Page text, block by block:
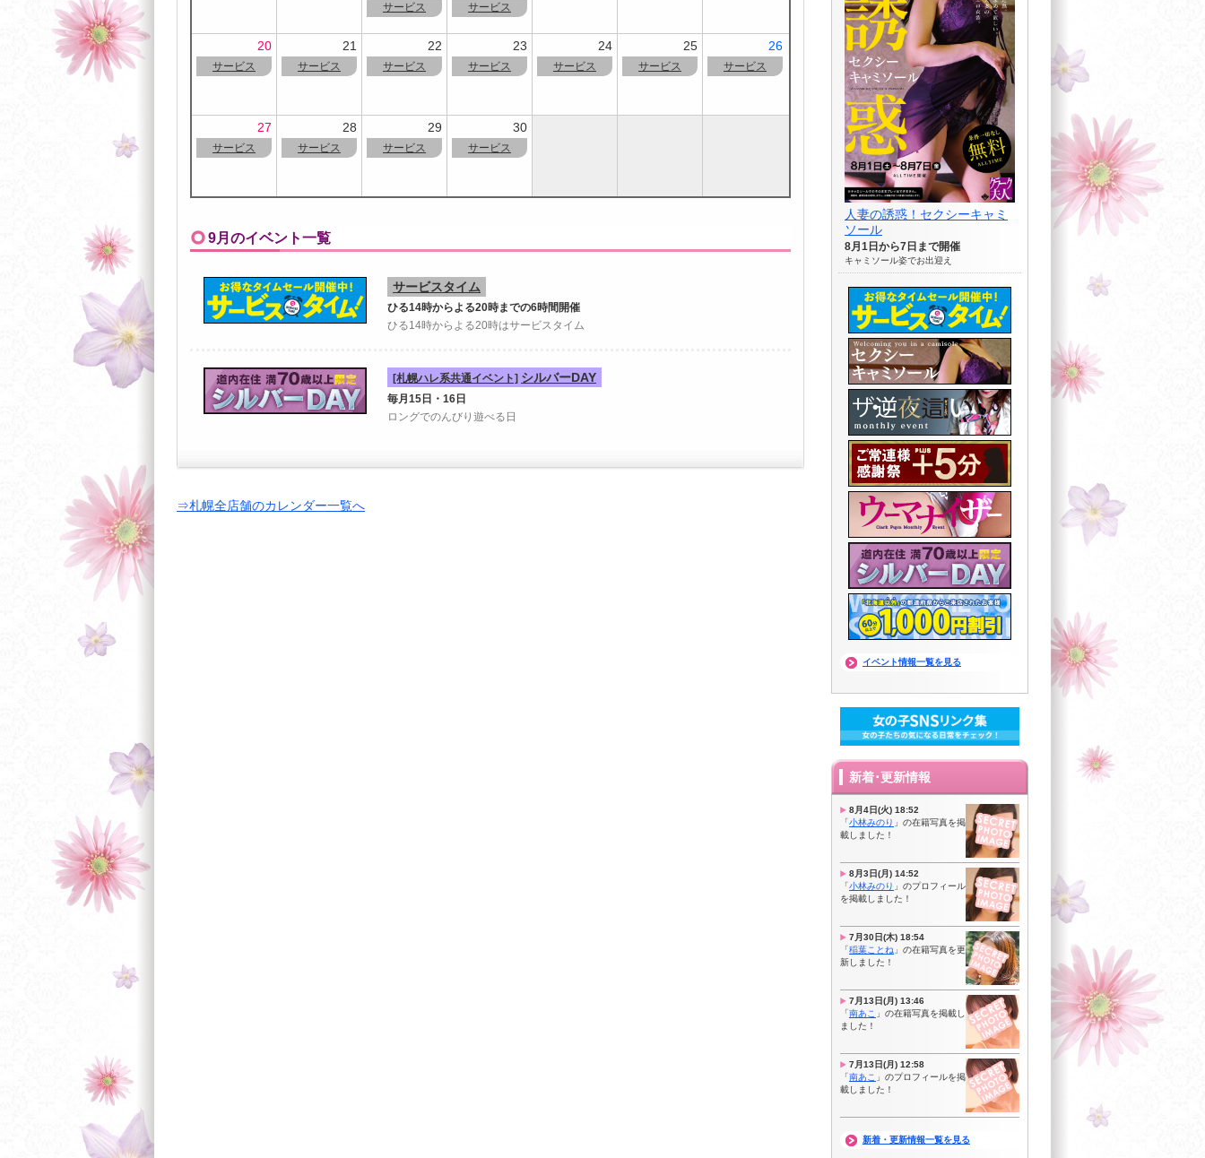
サービス
サービス
20
サービス
21
サービス
22
サービス
23
サービス
24
サービス
25
サービス
26
サービス
27
サービス
28
サービス
29
サービス
30
サービス
9月のイベント一覧
サービスタイム
ひる14時からよる20時までの6時間開催
ひる14時からよる20時はサービスタイム
[札幌ハレ系共通イベント] シルバーDAY
毎月15日・16日
ロングでのんびり遊べる日
⇒札幌全店舗のカレンダー一覧へ
人妻の誘惑！セクシーキャミ
ソール
8月1日から7日まで開催
キャミソール姿でお出迎え
イベント情報一覧を見る
新着･更新情報
8月4日(火) 18:52
「小林みのり 」の在籍写真を掲
載しました！
8月3日(月) 14:52
「小林みのり 」のプロフィール
を掲載しました！
7月30日(木) 18:54
「稲葉ことね 」の在籍写真を更
新しました！
7月13日(月) 13:46
「南あこ 」の在籍写真を掲載し
ました！
7月13日(月) 12:58
「南あこ 」のプロフィールを掲
載しました！
新着・更新情報一覧を見る